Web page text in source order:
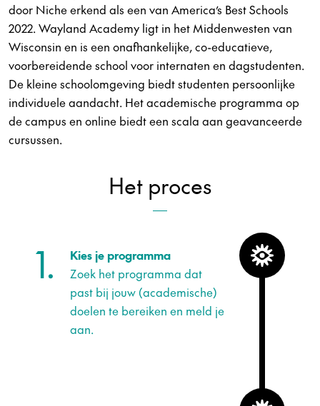
door Niche erkend als een van America’s Best Schools
2022. Wayland Academy ligt in het Middenwesten van
Wisconsin en is een onafhankelijke, co-educatieve,
voorbereidende school voor internaten en dagstudenten.
De kleine schoolomgeving biedt studenten persoonlijke
individuele aandacht. Het academische programma op
de campus en online biedt een scala aan geavanceerde
cursussen.
Het proces
1.
Kies je programma
Zoek het programma dat
past bij jouw (academische)
doelen te bereiken en meld je
aan.